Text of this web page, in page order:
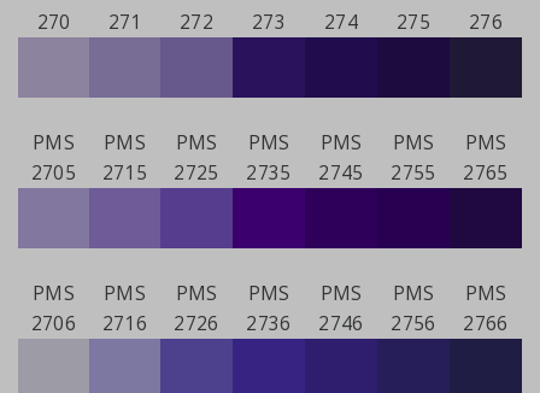
270
271
272
273
274
275
276
PMS
2705
PMS
2715
PMS
2725
PMS
2735
PMS
2745
PMS
2755
PMS
2765
PMS
2706
PMS
2716
PMS
2726
PMS
2736
PMS
2746
PMS
2756
PMS
2766